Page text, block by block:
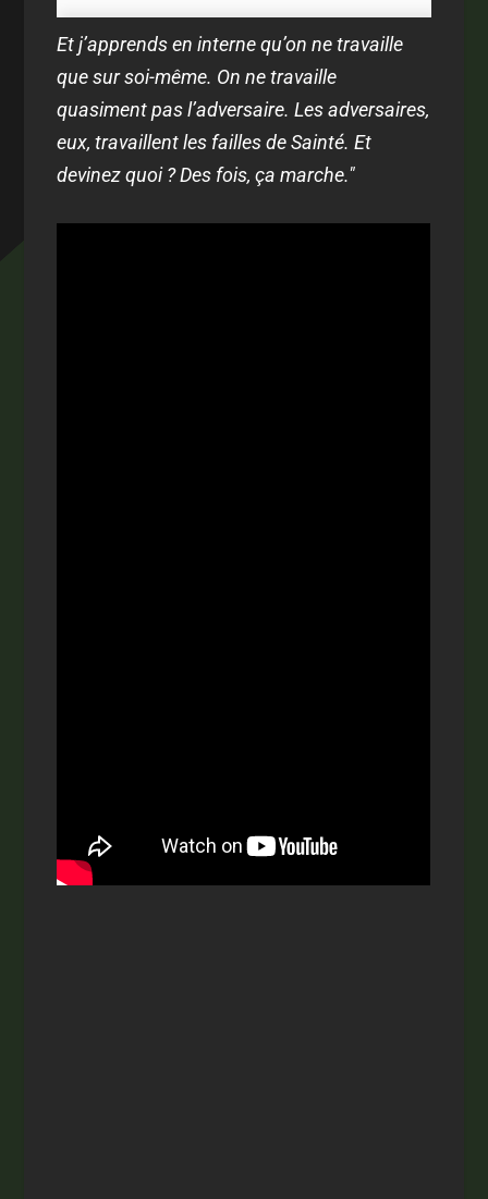
Et j’apprends en interne qu’on ne travaille
que sur soi-même. On ne travaille
quasiment pas l’adversaire. Les adversaires,
eux, travaillent les failles de Sainté. Et
devinez quoi ? Des fois, ça marche."